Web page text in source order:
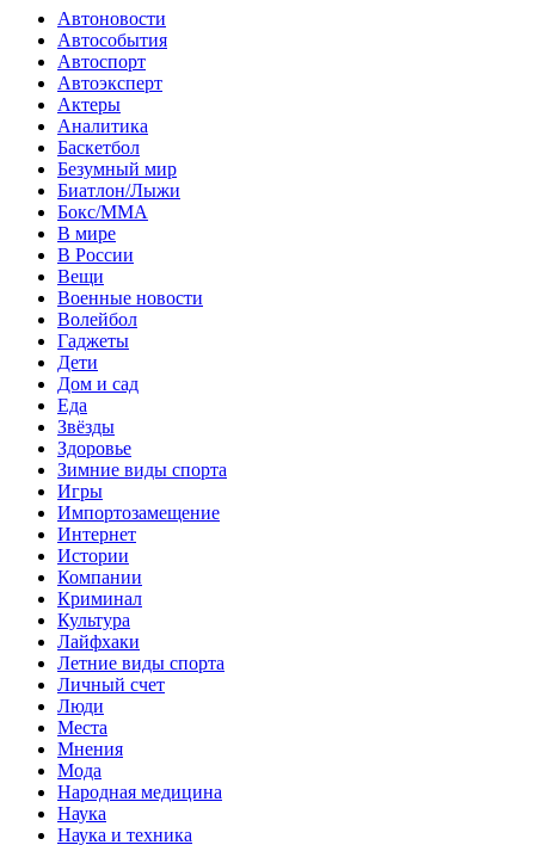
Автоновости
Автособытия
Автоспорт
Автоэксперт
Актеры
Аналитика
Баскетбол
Безумный мир
Биатлон/Лыжи
Бокс/MMA
В мире
В России
Вещи
Военные новости
Волейбол
Гаджеты
Дети
Дом и сад
Еда
Звёзды
Здоровье
Зимние виды спорта
Игры
Импортозамещение
Интернет
Истории
Компании
Криминал
Культура
Лайфхаки
Летние виды спорта
Личный счет
Люди
Места
Мнения
Мода
Народная медицина
Наука
Наука и техника